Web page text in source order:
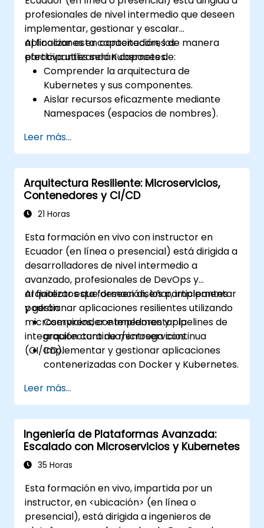
profesionales de nivel intermedio que deseen
implementar, gestionar y escalar
aplicaciones en contenedores de manera
efectiva utilizando Kubernetes.
Al finalizar esta capacitación, los
participantes serán capaces de:
Comprender la arquitectura de
Kubernetes y sus componentes.
Aislar recursos eficazmente mediante
Namespaces (espacios de nombres).
trabajo con Deployments (despliegues),
StatefulSets y DaemonSets.
Definir recursos computacionales
utilizando Requests (solicitudes) y Limits
(límites).
Trabajar con Jobs y CronJobs para
Comprender los Servicios y el DNS dentro
de Kubernetes.
Exponer aplicaciones mediante Ingress.
Gestionar ConfigMaps, Secrets y Volumes
persistentes.
Escalar y actualizar clústeres de
Kubernetes utilizando estrategias
avanzadas.
Analizar y solucionar problemas de
Kubernetes.
Desplegar recursos eficientemente
Leer más...
Arquitectura Resiliente: Microservicios,
Contenedores y CI/CD
21 Horas
Esta formación en vivo con instructor en
Ecuador (en línea o presencial) está dirigida a
desarrolladores de nivel intermedio a
avanzado, profesionales de DevOps y
arquitectos que deseen diseñar, implementar
y gestionar aplicaciones resilientes utilizando
microservicios, contenedores y pipelines de
integración continua/entrega continua
(CI/CD).
Al finalizar esta formación, los participantes
podrán:
Comprender e implementar la
arquitectura de microservicios.
Implementar y gestionar aplicaciones
contenerizadas con Docker y Kubernetes.
para despliegues automatizados.
Aplicar las mejores prácticas para
seguridad, monitoreo y observabilidad.
Leer más...
Ingeniería de Plataformas Avanzada:
Escalado con Microservicios y Kubernetes
35 Horas
Esta formación en vivo, impartida por un
instructor, en <ubicación> (en línea o
presencial), está dirigida a ingenieros de